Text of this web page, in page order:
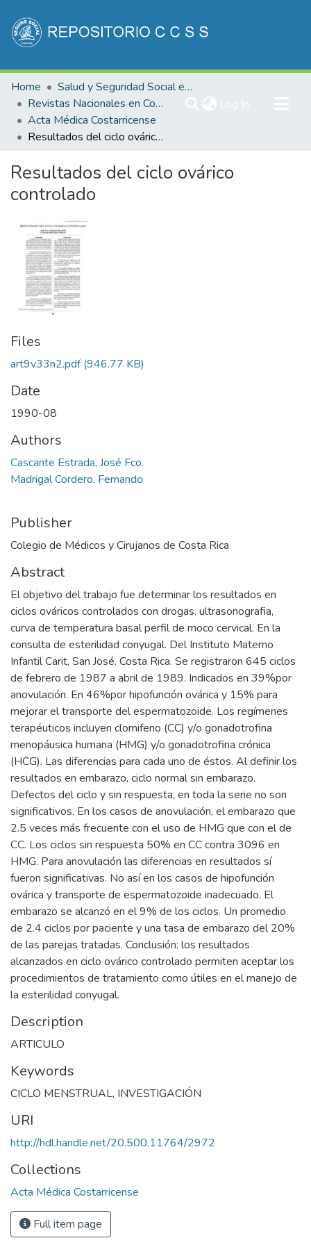
Communities & Collections
All of DSpace
Statistics
Home
Salud y Seguridad Social en Costa Rica
Revistas Nacionales en Costa Rica
Acta Médica Costarricense
Resultados del ciclo ovárico controlado
Resultados del ciclo ovárico
controlado
Files
art9v33n2.pdf(946.77 KB)
Date
1990-08
Authors
Cascante Estrada, José Fco.
Madrigal Cordero, Fernando
Publisher
Colegio de Médicos y Cirujanos de Costa Rica
Abstract
El objetivo del trabajo fue determinar los resultados en
ciclos ováricos controlados con drogas. ultrasonografia,
curva de temperatura basal perfil de moco cervical. En la
consulta de esterilidad conyugal. Del Instituto Materno
Infantil Carit, San José. Costa Rica. Se registraron 645 ciclos
de febrero de 1987 a abril de 1989. Indicados en 39%por
anovulación. En 46%por hipofunción ovárica y 15% para
mejorar el transporte del espermatozoide. Los regímenes
terapéuticos incluyen clomifeno (CC) y/o gonadotrofina
menopáusica humana (HMG) y/o gonadotrofina crónica
(HCG). Las diferencias para cada uno de éstos. Al definir los
resultados en embarazo, ciclo normal sin embarazo.
Defectos del ciclo y sin respuesta, en toda la serie no son
significativos. En los casos de anovulación, el embarazo que
2.5 veces más frecuente con el uso de HMG que con el de
CC. Los ciclos sin respuesta 50% en CC contra 3096 en
HMG. Para anovulación las diferencias en resultados sí
fueron significativas. No así en los casos de hipofunción
ovárica y transporte de espermatozoide inadecuado. El
embarazo se alcanzó en el 9% de los ciclos. Un promedio
de 2.4 ciclos por paciente y una tasa de embarazo del 20%
de las parejas tratadas. Conclusión: los resultados
alcanzados en ciclo ovárico controlado permiten aceptar los
procedimientos de tratamiento como útiles en el manejo de
la esterilidad conyugal.
Description
ARTICULO
Keywords
CICLO MENSTRUAL, INVESTIGACIÓN
URI
http://hdl.handle.net/20.500.11764/2972
Collections
Acta Médica Costarricense
Full item page